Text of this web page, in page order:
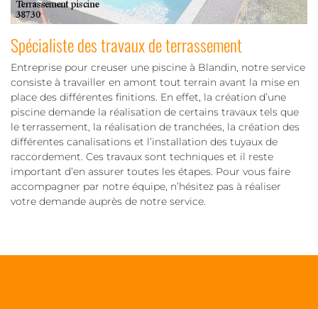
Spécialiste des travaux de terrassement
Entreprise pour creuser une piscine à Blandin, notre service
consiste à travailler en amont tout terrain avant la mise en
place des différentes finitions. En effet, la création d’une
piscine demande la réalisation de certains travaux tels que
le terrassement, la réalisation de tranchées, la création des
différentes canalisations et l’installation des tuyaux de
raccordement. Ces travaux sont techniques et il reste
important d’en assurer toutes les étapes. Pour vous faire
accompagner par notre équipe, n’hésitez pas à réaliser
votre demande auprès de notre service.